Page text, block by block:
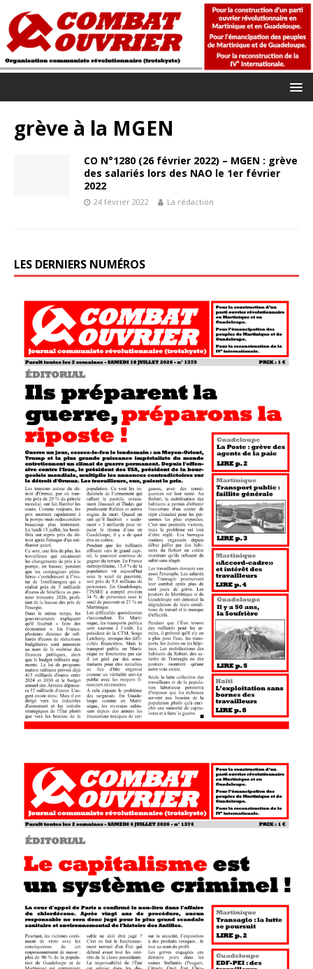
grève à la MGEN
CO N°1280 (26 février 2022) – MGEN : grève
des salariés lors des NAO le 1er février
2022
24 février 2022 La rédaction
LES DERNIERS NUMÉROS